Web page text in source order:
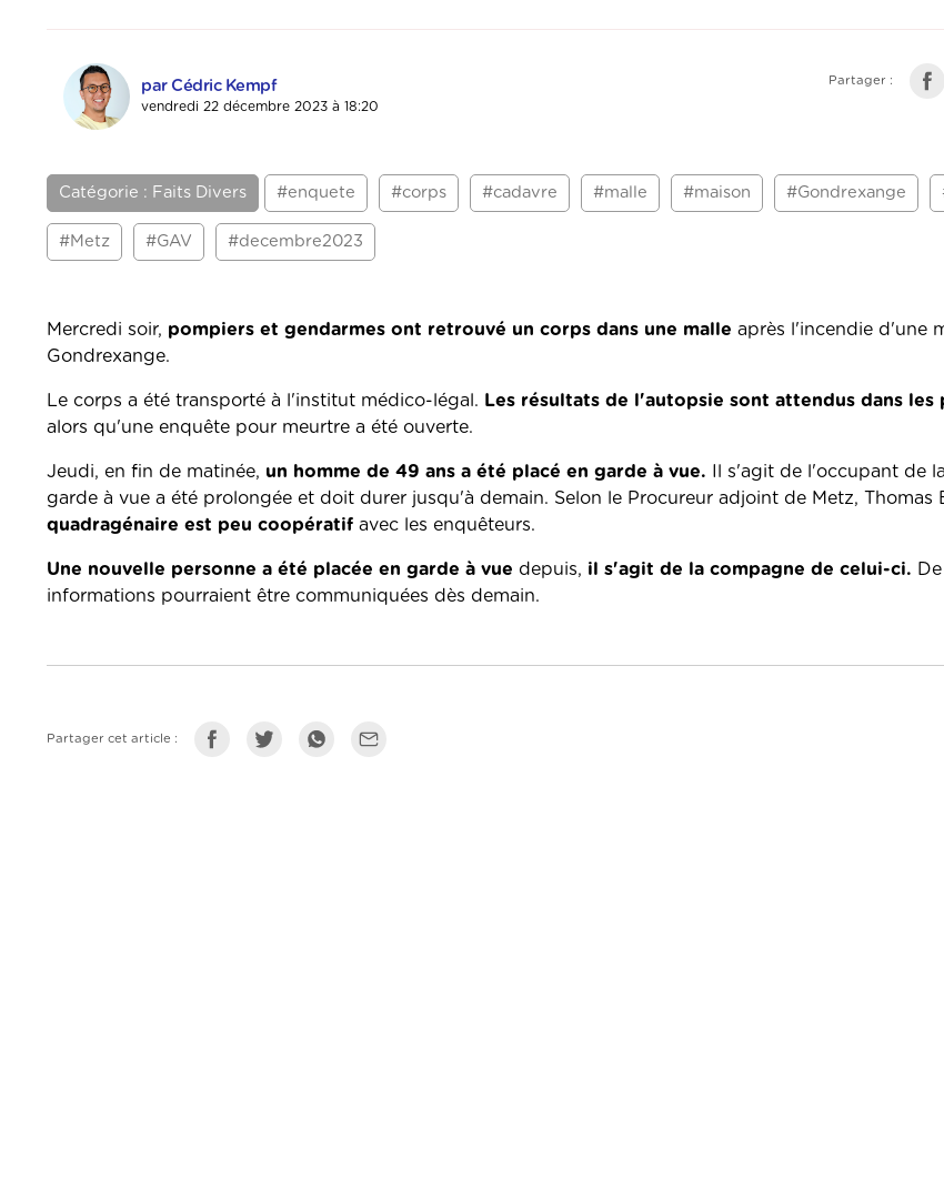
par Cédric Kempf
vendredi 22 décembre 2023 à 18:20
Partager :
Catégorie : Faits Divers #enquete #corps #cadavre #malle #maison #Gondrexange
#Metz #GAV #decembre2023
Mercredi soir, pompiers et gendarmes ont retrouvé un corps dans une malle après l'incendie d'une
Gondrexange.
Le corps a été transporté à l'institut médico-légal. Les résultats de l'autopsie sont attendus dans les
alors qu'une enquête pour meurtre a été ouverte.
Jeudi, en fin de matinée, un homme de 49 ans a été placé en garde à vue. Il s'agit de l'occupant de
garde à vue a été prolongée et doit durer jusqu'à demain. Selon le Procureur adjoint de Metz, Thomas
quadragénaire est peu coopératif avec les enquêteurs.
Une nouvelle personne a été placée en garde à vue depuis, il s'agit de la compagne de celui-ci.
informations pourraient être communiquées dès demain.
Partager cet article :